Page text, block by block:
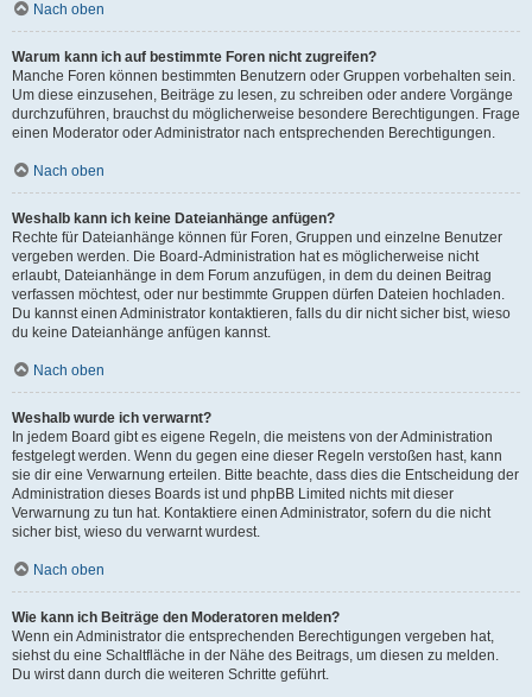
Nach oben
Warum kann ich auf bestimmte Foren nicht zugreifen?
Manche Foren können bestimmten Benutzern oder Gruppen vorbehalten sein.
Um diese einzusehen, Beiträge zu lesen, zu schreiben oder andere Vorgänge
durchzuführen, brauchst du möglicherweise besondere Berechtigungen. Frage
einen Moderator oder Administrator nach entsprechenden Berechtigungen.
Nach oben
Weshalb kann ich keine Dateianhänge anfügen?
Rechte für Dateianhänge können für Foren, Gruppen und einzelne Benutzer
vergeben werden. Die Board-Administration hat es möglicherweise nicht
erlaubt, Dateianhänge in dem Forum anzufügen, in dem du deinen Beitrag
verfassen möchtest, oder nur bestimmte Gruppen dürfen Dateien hochladen.
Du kannst einen Administrator kontaktieren, falls du dir nicht sicher bist, wieso
du keine Dateianhänge anfügen kannst.
Nach oben
Weshalb wurde ich verwarnt?
In jedem Board gibt es eigene Regeln, die meistens von der Administration
festgelegt werden. Wenn du gegen eine dieser Regeln verstoßen hast, kann
sie dir eine Verwarnung erteilen. Bitte beachte, dass dies die Entscheidung der
Administration dieses Boards ist und phpBB Limited nichts mit dieser
Verwarnung zu tun hat. Kontaktiere einen Administrator, sofern du die nicht
sicher bist, wieso du verwarnt wurdest.
Nach oben
Wie kann ich Beiträge den Moderatoren melden?
Wenn ein Administrator die entsprechenden Berechtigungen vergeben hat,
siehst du eine Schaltfläche in der Nähe des Beitrags, um diesen zu melden.
Du wirst dann durch die weiteren Schritte geführt.